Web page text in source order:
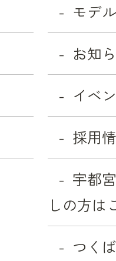
モデ
お知
イベ
採用
宇都
しの方は
つく